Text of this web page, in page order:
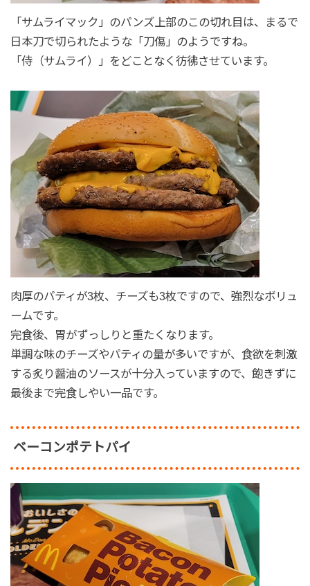
「サムライマック」のパンズ上部のこの切れ目は、まるで
日本刀で切られたような「刀傷」のようですね。
「侍（サムライ）」をどことなく彷彿させています。
肉厚のパティが3枚、チーズも3枚ですので、強烈なボリュ
ームです。
完食後、胃がずっしりと重たくなります。
単調な味のチーズやパティの量が多いですが、食欲を刺激
する炙り醤油のソースが十分入っていますので、飽きずに
最後まで完食しやい一品です。
ベーコンポテトパイ